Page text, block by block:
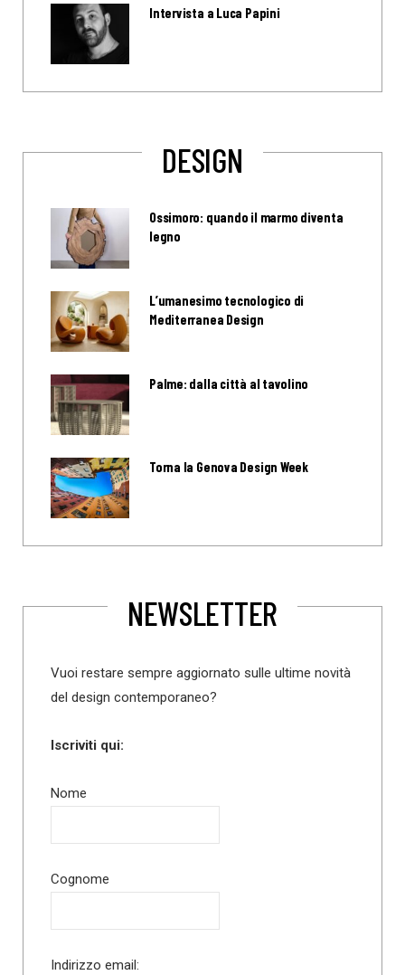
Intervista a Luca Papini
DESIGN
Ossimoro: quando il marmo diventa
legno
L’umanesimo tecnologico di
Mediterranea Design
Palme: dalla città al tavolino
Torna la Genova Design Week
NEWSLETTER
Vuoi restare sempre aggiornato sulle ultime novità
del design contemporaneo?
Iscriviti qui:
Nome
Cognome
Indirizzo email: